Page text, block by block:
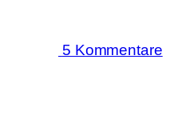
5 Kommentare